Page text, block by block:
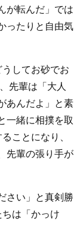
が転んだ」では
ったりと自由気
してお砂でお
先輩は「大人
あんだよ」と素
一緒に相撲を取
ことになり、
先輩の張り手が
さい」と真剣勝
は「かっけ